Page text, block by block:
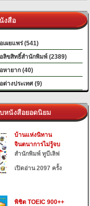
งสือ
เผยแพร่ (541)
ลิขสิทธิ์สำนักพิมพ์ (2389)
หายาก (40)
ต่างประเทศ (9)
หนังสือยอดนิยม
บ้านแห่งนิทาน
จินตนาการไม่รู้จบ
สำนักพิมพ์ ทูบีเลิฟ
เปิดอ่าน 2097 ครั้ง
พิชิต TOEIC 900++